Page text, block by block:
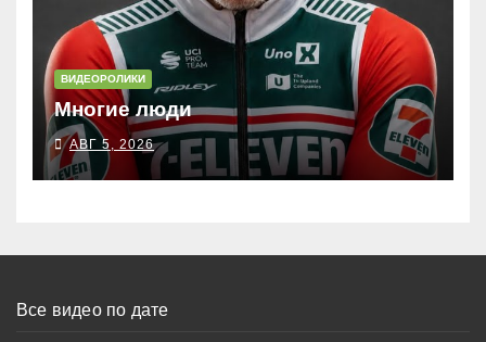
ВИДЕОРОЛИКИ
Многие люди
АВГ 5, 2026
Все видео по дате